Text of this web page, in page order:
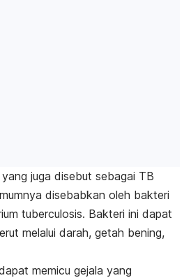
yang juga disebut sebagai TB
disebabkan oleh bakteri
tuberculosis. Bakteri ini dapat
melalui darah, getah bening,
memicu gejala yang